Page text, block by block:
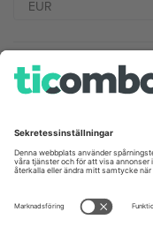
Kontor och support
Unter den Linden 24, 10117
Berlin, Germany
United States